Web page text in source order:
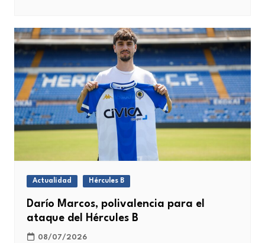
Actualidad Hércules B
Darío Marcos, polivalencia para el
ataque del Hércules B
08/07/2026